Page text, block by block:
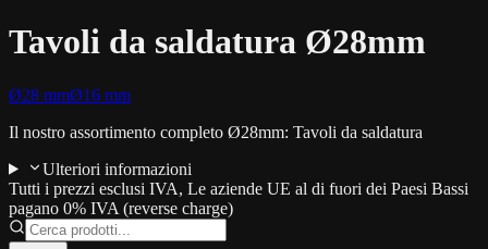
Tavoli da saldatura Ø28mm
Ø28 mmØ16 mm
Il nostro assortimento completo Ø28mm: Tavoli da saldatura
Ulteriori informazioni
Tutti i prezzi esclusi IVA, Le aziende UE al di fuori dei Paesi Bassi
pagano 0% IVA (reverse charge)